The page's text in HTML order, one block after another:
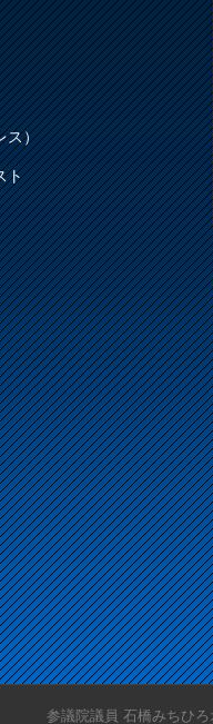
ス）
ト
参議院議員 石橋みちひ